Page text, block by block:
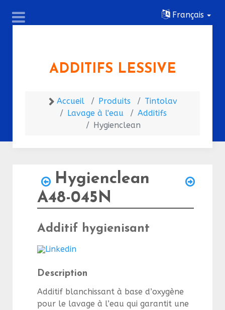
Français
ADDITIFS LESSIVE
Accueil Produits
Tintolav
Lavage à l'eau
Additifs
Hygienclean
Hygienclean
A48-045N
Additif hygienisant
Linkedin
Description
Additif blanchissant à base d’oxygène
pour le lavage à l’eau qui garantit une